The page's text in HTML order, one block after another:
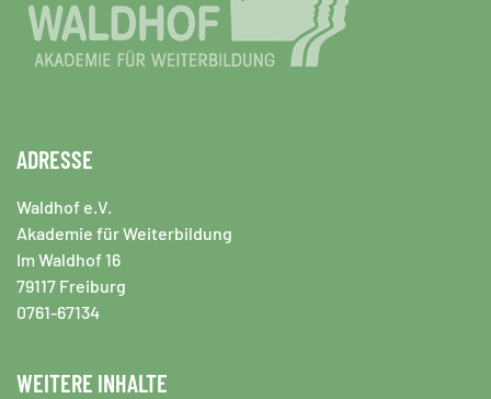
ADRESSE
Waldhof e.V.
Akademie für Weiterbildung
Im Waldhof 16
79117 Freiburg
0761-67134
WEITERE INHALTE